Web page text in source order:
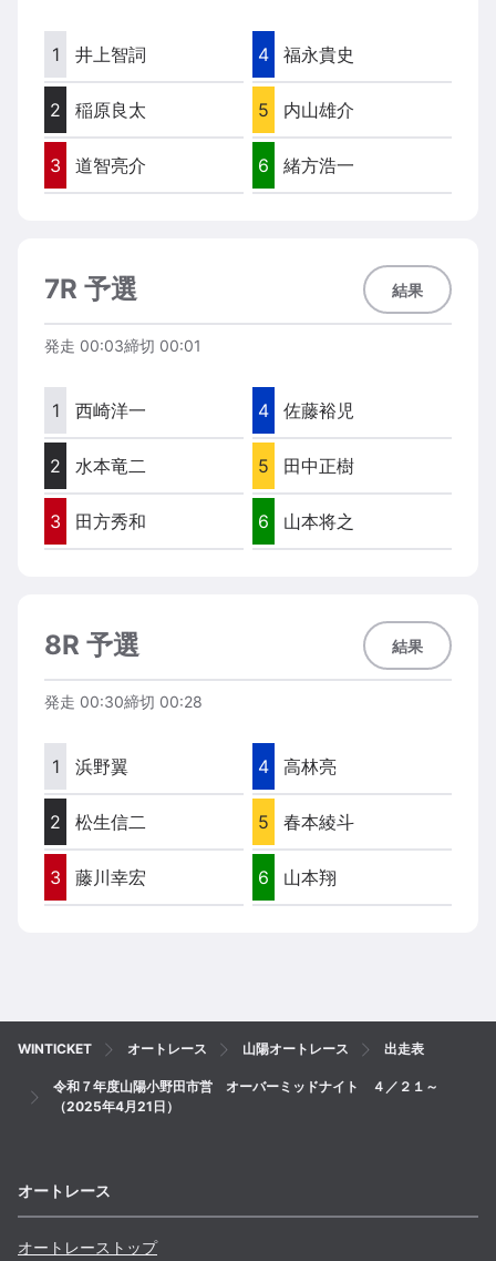
1 井上智詞
2 稲原良太
3 道智亮介
4 福永貴史
5 内山雄介
6 緒方浩一
7R 予選 結果
発走 00:03締切 00:01
1 西崎洋一
2 水本竜二
3 田方秀和
4 佐藤裕児
5 田中正樹
6 山本将之
8R 予選 結果
発走 00:30締切 00:28
1 浜野翼
2 松生信二
3 藤川幸宏
4 高林亮
5 春本綾斗
6 山本翔
WINTICKET オートレース 山陽オートレース 出走表
令和７年度山陽小野田市営 オーバーミッドナイト ４／２１～
（2025年4月21日）
オートレース
オートレーストップ